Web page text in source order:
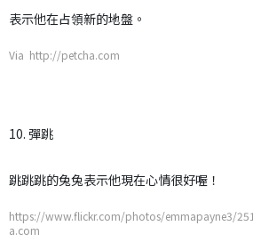
表示他在占領新的地盤。
Via http://petcha.com
10. 彈跳
跳跳跳的兔兔表示他現在心情很好喔！
https://www.flickr.com/photos/emmapayne3/
a.com